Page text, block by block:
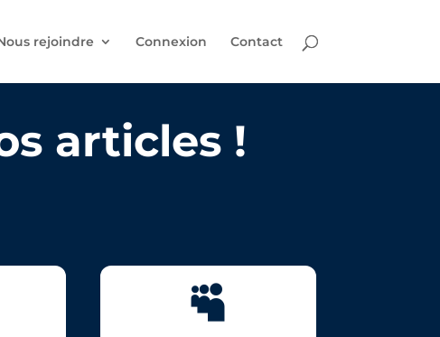
rejoindre Connexion Contact
articles !
